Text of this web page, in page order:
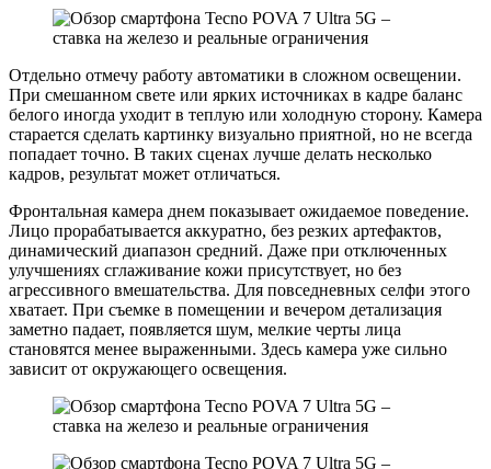
Отдельно отмечу работу автоматики в сложном освещении.
При смешанном свете или ярких источниках в кадре баланс
белого иногда уходит в теплую или холодную сторону. Камера
старается сделать картинку визуально приятной, но не всегда
попадает точно. В таких сценах лучше делать несколько
кадров, результат может отличаться.
Фронтальная камера днем показывает ожидаемое поведение.
Лицо прорабатывается аккуратно, без резких артефактов,
динамический диапазон средний. Даже при отключенных
улучшениях сглаживание кожи присутствует, но без
агрессивного вмешательства. Для повседневных селфи этого
хватает. При съемке в помещении и вечером детализация
заметно падает, появляется шум, мелкие черты лица
становятся менее выраженными. Здесь камера уже сильно
зависит от окружающего освещения.